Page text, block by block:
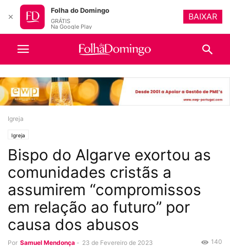
Igreja
Igreja
Bispo do Algarve exortou as
comunidades cristãs a
assumirem “compromissos
em relação ao futuro” por
causa dos abusos
Por Samuel Mendonça - 23 de Fevereiro de 2023 140
✕
Folha do Domingo
GRÁTIS
Na Google Play
BAIXAR